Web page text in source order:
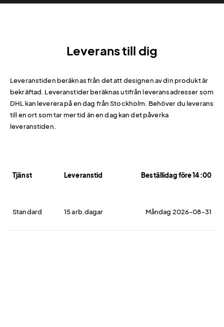
Leverans till dig
Leveranstiden beräknas från det att designen av din produkt är
bekräftad. Leveranstider beräknas utifrån leveransadresser som
DHL kan leverera på en dag från Stockholm. Behöver du leverans
till en ort som tar mer tid än en dag kan det påverka
leveranstiden.
Tjänst Leveranstid Beställidag före 14:00
Standard 15 arb.dagar Måndag 2026-08-31